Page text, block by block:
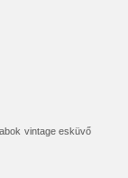
vintage esküvő